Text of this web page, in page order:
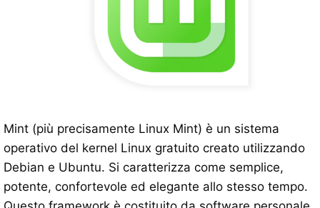
Mint (più precisamente Linux Mint) è un sistema
operativo del kernel Linux gratuito creato utilizzando
Debian e Ubuntu. Si caratterizza come semplice,
potente, confortevole ed elegante allo stesso tempo.